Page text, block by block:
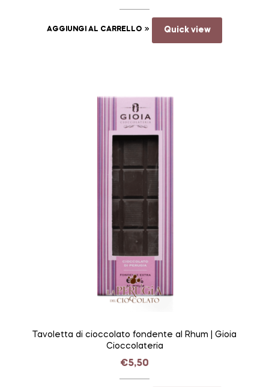
AGGIUNGI AL CARRELLO Quick view
Tavoletta di cioccolato fondente al Rhum | Gioia
Cioccolateria
€5,50